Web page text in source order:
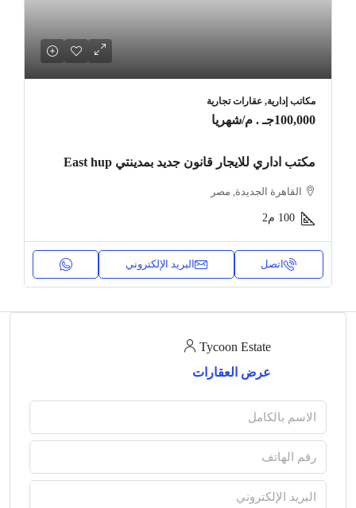
مكاتب إدارية, عقارات تجارية
100,000جـ . م /شهريا
مكتب اداري للايجار قانون جديد بمدينتي East hup
القاهرة الجديدة, مصر
100 م2
اتصل البريد الإلكتروني
Tycoon Estate
عرض العقارات